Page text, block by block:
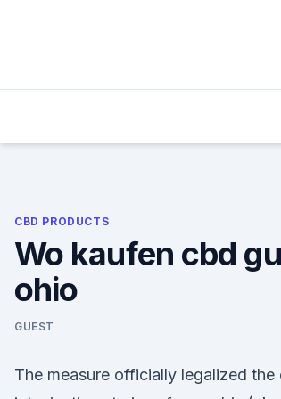
CBD PRODUCTS
Wo kaufen cbd
ohio
GUEST
The measure officially legalized